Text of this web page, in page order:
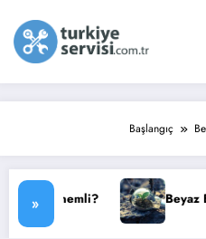
Başlangıç
» Beyaz Eşyalarda